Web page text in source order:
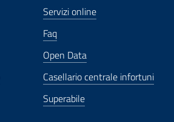
Servizi online
Faq
Open Data
Casellario centrale infortuni
Superabile